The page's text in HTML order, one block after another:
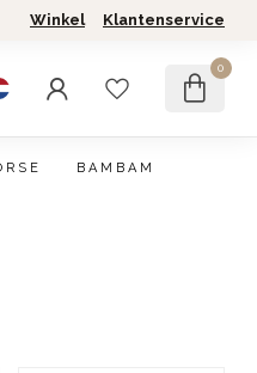
Winkel Klantenservice
0
BAMBAM